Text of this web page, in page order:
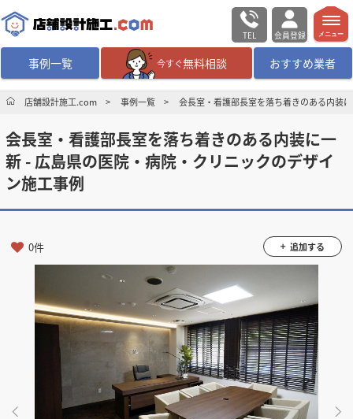
TEL 会員登録
事例一覧 今すぐ無料相談 おすすめ業者
無料相談 ログイン／会員登録
デザイン設計・施工業者を探す
店舗・商業施設の
店舗設計施工.comとは
内装の費用相場シミュレーター
掲載希望のデザイン 設計・施工会社様へ
メニュー
店舗設計施工.com 事例一覧 会長室・看護部長室を落ち着きのある内装
会長室・看護部長室を落ち着きのある内装に一
新 - 広島県の医院・病院・クリニックのデザイ
ン施工事例
0件 追加する